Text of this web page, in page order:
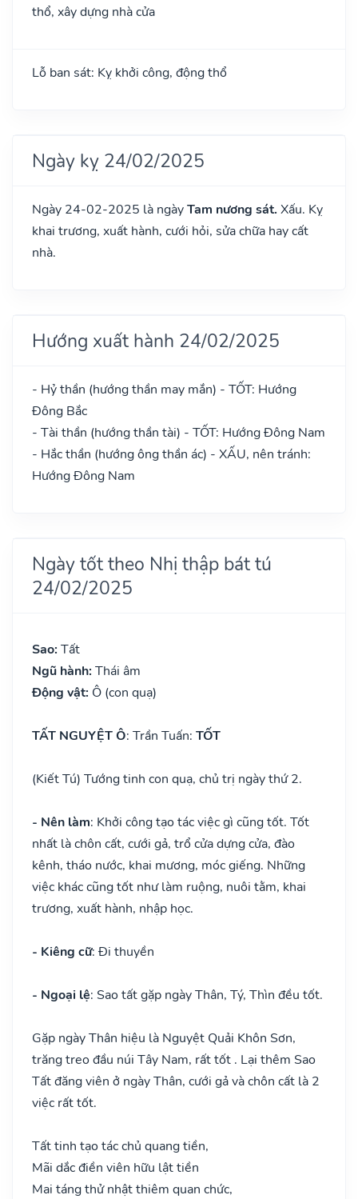
thổ, xây dựng nhà cửa
Lỗ ban sát: Kỵ khởi công, động thổ
Ngày kỵ 24/02/2025
Ngày 24-02-2025 là ngàyTam nương sát. Xấu. Kỵ
khai trương, xuất hành, cưới hỏi, sửa chữa hay cất
nhà.
Hướng xuất hành 24/02/2025
- Hỷ thần (hướng thần may mắn) - TỐT: Hướng
Đông Bắc
- Tài thần (hướng thần tài) - TỐT: Hướng Đông Nam
- Hắc thần (hướng ông thần ác) - XẤU, nên tránh:
Hướng Đông Nam
Ngày tốt theo Nhị thập bát tú
24/02/2025
Sao: Tất
Ngũ hành: Thái âm
Động vật: Ô (con quạ)
TẤT NGUYỆT Ô: Trần Tuấn: TỐT
(Kiết Tú) Tướng tinh con quạ, chủ trị ngày thứ 2.
- Nên làm: Khởi công tạo tác việc gì cũng tốt. Tốt
nhất là chôn cất, cưới gả, trổ cửa dựng cửa, đào
kênh, tháo nước, khai mương, móc giếng. Những
việc khác cũng tốt như làm ruộng, nuôi tằm, khai
trương, xuất hành, nhập học.
- Kiêng cữ: Đi thuyền
- Ngoại lệ: Sao tất gặp ngày Thân, Tý, Thìn đều tốt.
Gặp ngày Thân hiệu là Nguyệt Quải Khôn Sơn,
trăng treo đầu núi Tây Nam, rất tốt . Lại thêm Sao
Tất đăng viên ở ngày Thân, cưới gả và chôn cất là 2
việc rất tốt.
Tất tinh tạo tác chủ quang tiền,
Mãi dắc điền viên hữu lật tiền
Mai táng thử nhật thiêm quan chức,